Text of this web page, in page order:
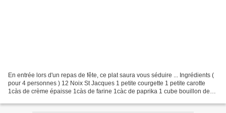
En entrée lors d'un repas de fête, ce plat saura vous séduire ... Ingrédients (
pour 4 personnes ) 12 Noix St Jacques 1 petite courgette 1 petite carotte
1càs de crème épaisse 1càs de farine 1càc de paprika 1 cube bouillon de